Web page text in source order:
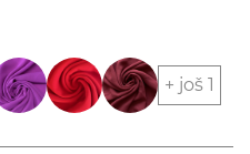
+ još 1